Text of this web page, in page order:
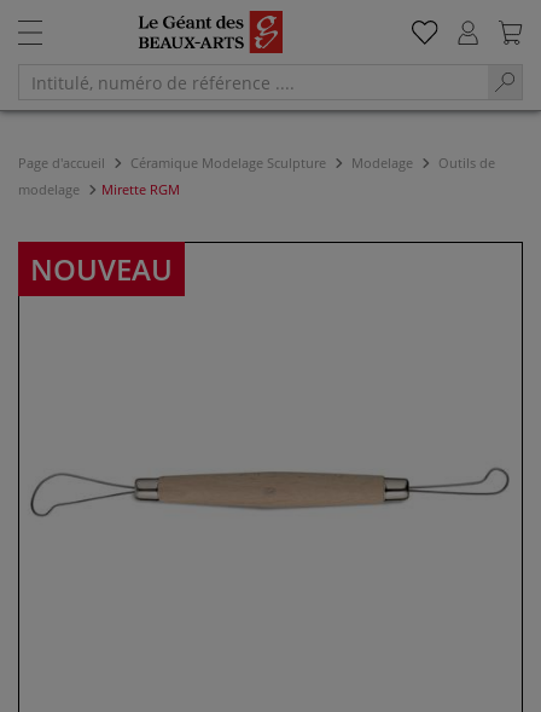
Page d'accueil Céramique Modelage Sculpture Modelage
Outils de
modelage
Mirette RGM
NOUVEAU